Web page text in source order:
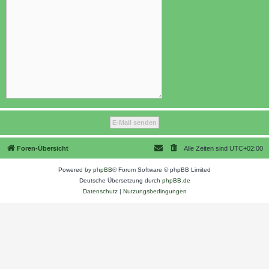
Foren-Übersicht Alle Zeiten sind UTC+02:00
Powered by phpBB® Forum Software © phpBB Limited
Deutsche Übersetzung durch phpBB.de
Datenschutz| Nutzungsbedingungen